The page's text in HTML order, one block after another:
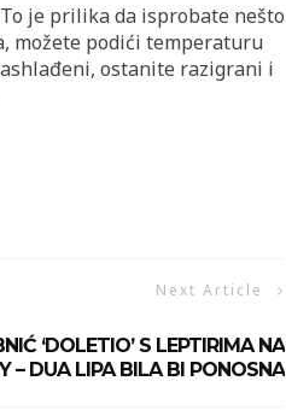
je prilika da isprobate nešto
možete podići temperaturu
ostanite razigrani i
Next Article
‘DOLETIO’ S LEPTIRIMA NA
– DUA LIPA BILA BI PONOSNA